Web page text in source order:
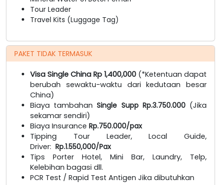
Tour Leader
Travel Kits (Luggage Tag)
PAKET TIDAK TERMASUK
Visa Single China Rp 1,400,000 (*Ketentuan dapat
berubah sewaktu-waktu dari kedutaan besar
China)
Biaya tambahanSingle Supp Rp.3.750.000 (Jika
sekamar sendiri)
Biaya Insurance Rp.750.000/pax
Tipping Tour Leader, Local Guide,
Driver: Rp.1.550,000/Pax
Tips Porter Hotel, Mini Bar, Laundry, Telp,
Kelebihan bagasi dll.
PCR Test / Rapid Test Antigen Jika dibutuhkan